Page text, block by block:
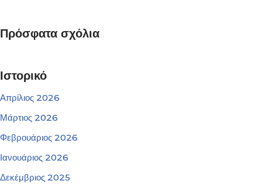
Πρόσφατα σχόλια
Ιστορικό
Απρίλιος 2026
Μάρτιος 2026
Φεβρουάριος 2026
Ιανουάριος 2026
Δεκέμβριος 2025